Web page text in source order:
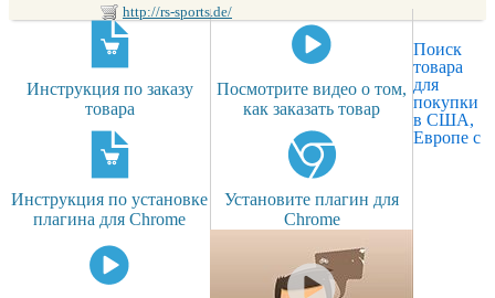
http://rs-sports.de/
Инструкция по заказу
товара
Посмотрите видео о том,
как заказать товар
Инструкция по установке
плагина для Chrome
Установите плагин для
Chrome
Поиск
товара
для
покупки
в США,
Европе с